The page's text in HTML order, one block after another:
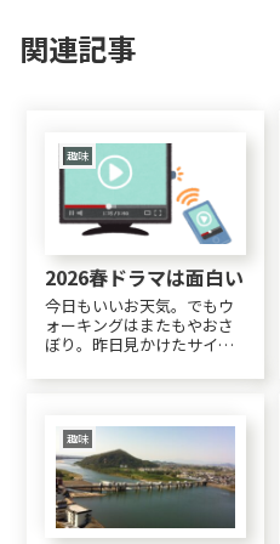
関連記事
趣味
2026春ドラマは面白い
今日もいいお天気。でもウ
ォーキングはまたもやおさ
ぼり。昨日見かけたサイト
君に聞いて私も早速真似っ
に入り♪全体の感想せっか
くNetflix延長したのに、今
年の民放の春ドラマは面白
そ...
趣味